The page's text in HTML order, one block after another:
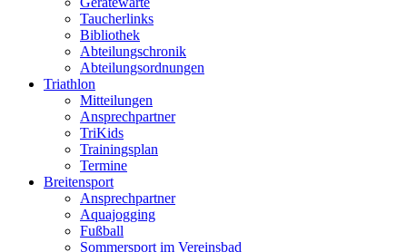
Taucherlinks
Bibliothek
Abteilungschronik
Abteilungsordnungen
Triathlon
Mitteilungen
Ansprechpartner
TriKids
Trainingsplan
Termine
Breitensport
Ansprechpartner
Aquajogging
Fußball
Sommersport im Vereinsbad